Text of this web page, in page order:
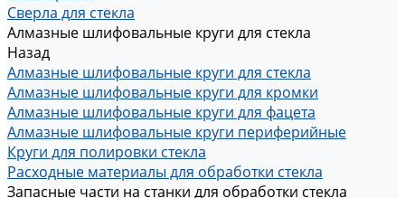
Сверла для стекла
Алмазные шлифовальные круги для стекла
Назад
Алмазные шлифовальные круги для стекла
Алмазные шлифовальные круги для кромки
Алмазные шлифовальные круги для фацета
Алмазные шлифовальные круги периферийные
Круги для полировки стекла
Расходные материалы для обработки стекла
Запасные части на станки для обработки стекла